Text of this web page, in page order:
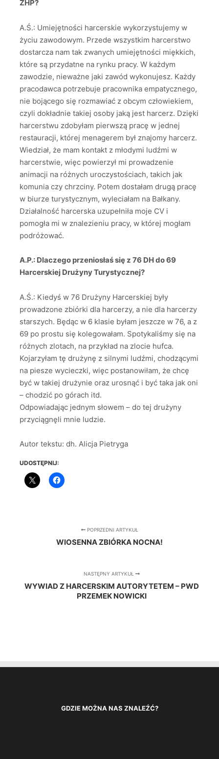
ZHP?
A.Ś.: Umiejętności harcerskie wykorzystujemy w
życiu zawodowym. Przede wszystkim harcerstwo
dostarcza nam tak zwanych umiejętności miękkich,
które są przydatne na rynku pracy. W każdym
zawodzie, nieważne jaki zawód wykonujesz. Każdy
pracodawca potrzebuje pracownika empatycznego,
nie bojącego się rozmawiać z obcym człowiekiem,
czyli dokładnie takiej osoby jaką jest harcerz. Dzięki
harcerstwu zdobyłam pierwszą pracę w jednej
restauracji, której menagerem był znajomy harcerz.
Wiedział, że mam kontakt z młodymi ludźmi w
harcerstwie, więc powierzył mi prowadzenie
animacji na różnych uroczystościach, takich jak
komunia czy chrzciny. Potem dostałam drugą pracę
w biurze turystycznym, wyleciałam na Bałkany.
Działalność harcerska uzupełniła moje CV i
pomogła mi w znalezieniu pracy, w której mogłam
podróżować.
A.P.: Dlaczego przeniosłaś się z 76 DH do 69
Harcerskiej Drużyny Turystycznej?
A.Ś.: Kiedyś w 76 Drużyny Harcerskiej były
prowadzone zbiórki dla harcerzy, a nie dla harcerzy
starszych. Będąc w 6 klasie byłam jeszcze w 76, a z
69 po prostu się kolegowałam. Spotykaliśmy się na
różnych zlotach, na przykład na zlocie hufca.
Kojarzyłam tę drużynę z silnymi ludźmi, chodzącymi
na piesze wycieczki, więc postanowiłam, że chcę
być w takiej drużynie oraz urosnąć i być taka jak oni
– chodzić po górach itd.
Odpowiadając jednym słowem – do tej drużyny
przyciągnęli mnie ludzie.
Autor tekstu: dh. Alicja Pietryga
UDOSTĘPNIJ:
POPRZEDNI ARTYKUŁ
WIOSENNA ZBIÓRKA NOCNA!
NASTĘPNY ARTYKUŁ
WYWIAD Z HARCERSKIM AUTORYTETEM – PWD
PRZEMEK NOWICKI
GDZIE MOŻNA NAS ZNALEŹĆ?